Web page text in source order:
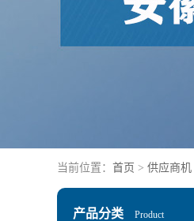
当前位置： 首页 > 供应商机
产品分类 Product